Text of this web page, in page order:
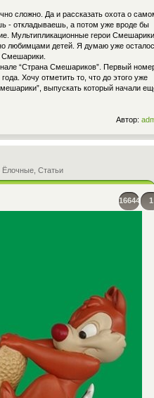
сложно. Да и рассказать охота о
- откладываешь, а потом уже вроде бы
Мультипликационные герои Смешарики
любимцами детей. Я думаю уже
Смешарики.
“Страна Смешариков”. Первый
Хочу отметить то, что до этого уже
выпускать который начали
Автор:
Ёлочные Статьи
1
16644